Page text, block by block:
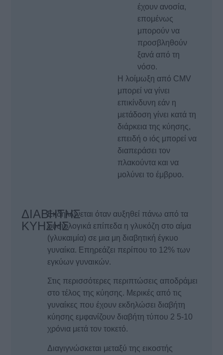
έχουν ανοσία,
επομένως
μπορούν να
προσβληθούν
ξανά από τη
νόσο.
Η λοίμωξη από CMV
μπορεί να γίνει
επικίνδυνη εάν η
μετάδοση γίνει κατά τη
διάρκεια της κύησης,
επειδή ο ιός μπορεί να
διαπεράσει τον
πλακούντα και να
μολύνει το έμβρυο.
ΔΙΑΒΗΤΗΣ
ΚΥΗΣΗΣ
Εκδηλώνεται όταν αυξηθεί πάνω από τα
φυσιολογικά επίπεδα η γλυκόζη στο αίμα
(γλυκαιμία) σε μια μη διαβητική έγκυο
γυναίκα. Επηρεάζει περίπου το 12% των
εγκύων γυναικών.
Στις περισσότερες περιπτώσεις αποδράμει
στο τέλος της κύησης. Μερικές από τις
γυναίκες που έχουν εκδηλώσει διαβήτη
κύησης εμφανίζουν διαβήτη τύπου 2 5-10
χρόνια μετά τον τοκετό.
Διαγιγνώσκεται μεταξύ της εικοστής